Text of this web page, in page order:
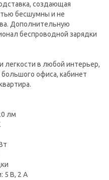
создающая
бесшумны и не
Дополнительную
беспроводной зарядки
легкости в любой интерьер,
офиса, кабинет
лм
5 В, 2 A